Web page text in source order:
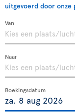
uitgevoerd door onze
Van
Naar
Boekingsdatum